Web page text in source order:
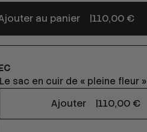
au panier |110,00 €
Le sac en cuir de « pleine fleur »
Ajouter |110,00 €